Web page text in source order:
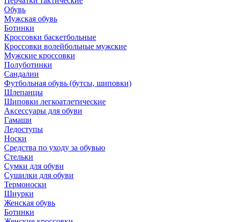
Обувь
Мужская обувь
Ботинки
Кроссовки баскетбольные
Кроссовки волейбольные мужские
Мужские кроссовки
Полуботинки
Сандалии
Футбольная обувь (бутсы, шиповки)
Шлепанцы
Шиповки легкоатлетические
Аксессуары для обуви
Гамаши
Ледоступы
Носки
Средства по уходу за обувью
Стельки
Сумки для обуви
Сушилки для обуви
Термоноски
Шнурки
Женская обувь
Ботинки